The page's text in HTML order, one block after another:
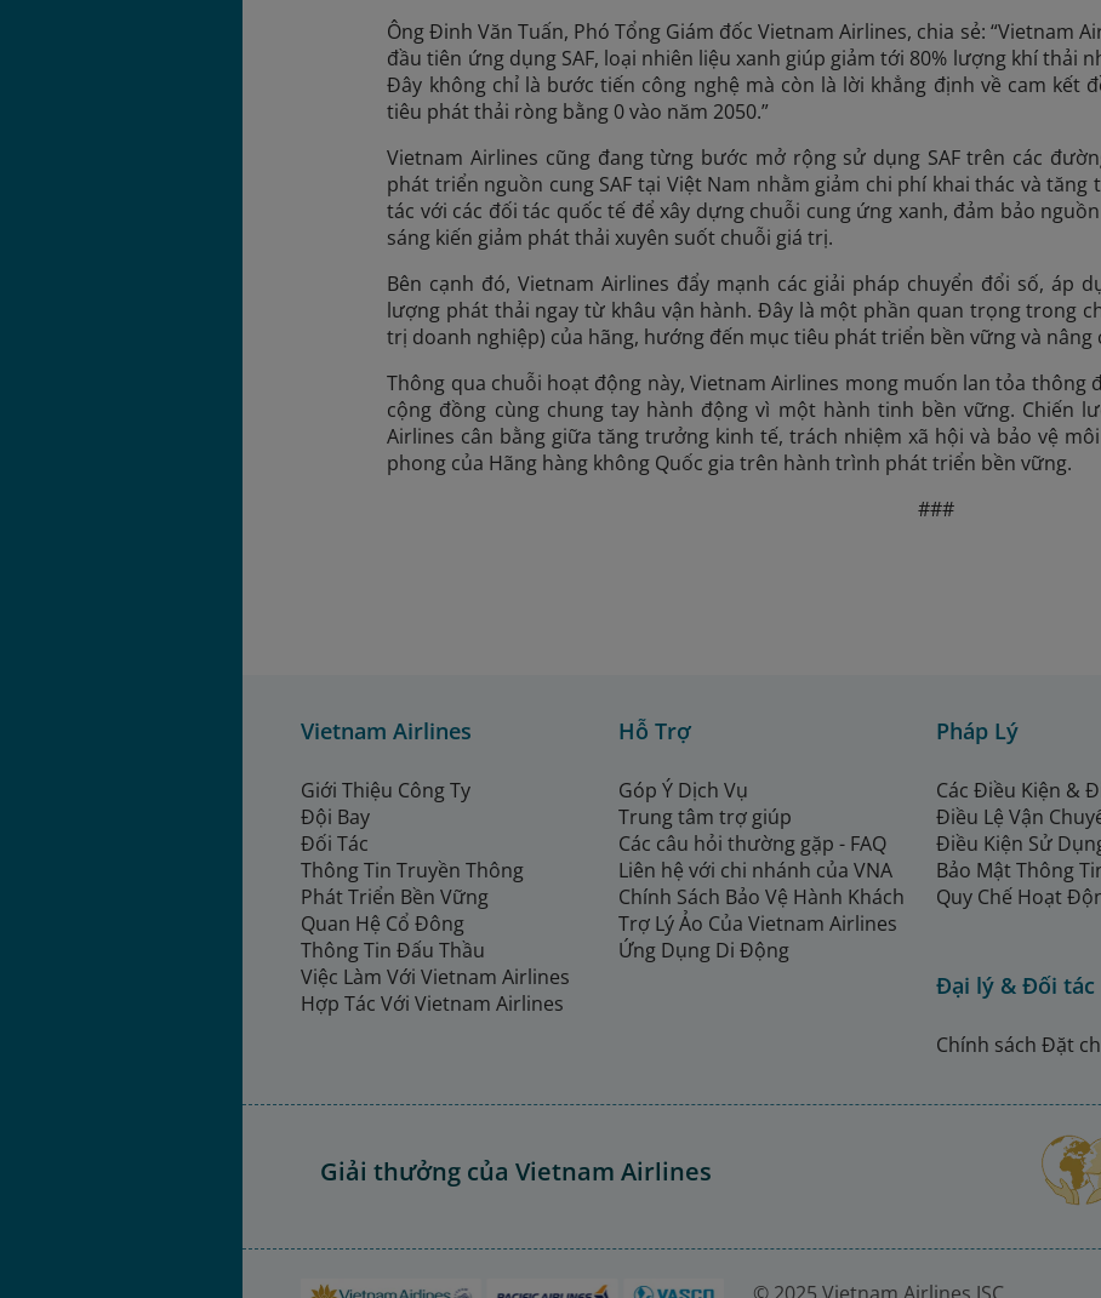
Ông Đinh Văn Tuấn, Phó Tổng Giám đốc Vietnam Airlines, chia sẻ: “Vietnam
đầu tiên ứng dụng SAF, loại nhiên liệu xanh giúp giảm tới 80% lượng khí thải
Đây không chỉ là bước tiến công nghệ mà còn là lời khẳng định về cam kết
tiêu phát thải ròng bằng 0 vào năm 2050.”
Vietnam Airlines cũng đang từng bước mở rộng sử dụng SAF trên các
phát triển nguồn cung SAF tại Việt Nam nhằm giảm chi phí khai thác và
tác với các đối tác quốc tế để xây dựng chuỗi cung ứng xanh, đảm bảo
sáng kiến giảm phát thải xuyên suốt chuỗi giá trị.
Bên cạnh đó, Vietnam Airlines đẩy mạnh các giải pháp chuyển đổi số, áp
lượng phát thải ngay từ khâu vận hành. Đây là một phần quan trọng trong
trị doanh nghiệp) của hãng, hướng đến mục tiêu phát triển bền vững và
Thông qua chuỗi hoạt động này, Vietnam Airlines mong muốn lan tỏa thông
cộng đồng cùng chung tay hành động vì một hành tinh bền vững. Chiến
Airlines cân bằng giữa tăng trưởng kinh tế, trách nhiệm xã hội và bảo vệ
phong của Hãng hàng không Quốc gia trên hành trình phát triển bền vững.
###
Vietnam Airlines
Giới Thiệu Công Ty
Đội Bay
Đối Tác
Thông Tin Truyền Thông
Phát Triển Bền Vững
Quan Hệ Cổ Đông
Thông Tin Đấu Thầu
Việc Làm Với Vietnam Airlines
Hợp Tác Với Vietnam Airlines
Hỗ Trợ
Góp Ý Dịch Vụ
Trung tâm trợ giúp
Các câu hỏi thường gặp - FAQ
Liên hệ với chi nhánh của VNA
Chính Sách Bảo Vệ Hành Khách
Trợ Lý Ảo Của Vietnam Airlines
Ứng Dụng Di Động
Pháp Lý
Các Điều Kiện &
Điều Lệ Vận
Điều Kiện Sử
Bảo Mật Thông
Quy Chế Hoạt
Đại lý & Đối tác
Chính sách Đặt
Giải thưởng của Vietnam Airlines